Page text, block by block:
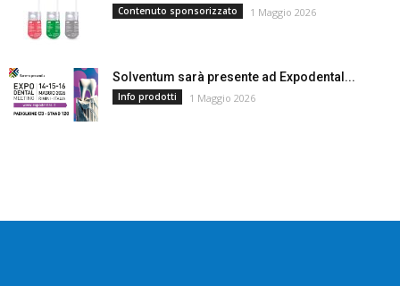
Contenuto sponsorizzato 1 Maggio 2026
Solventum sarà presente ad Expodental...
Info prodotti 1 Maggio 2026